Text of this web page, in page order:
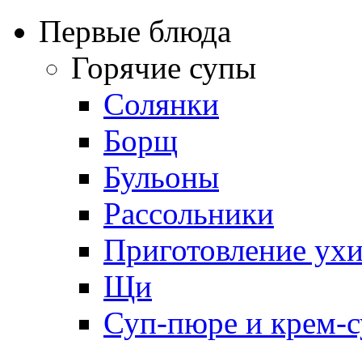
Первые блюда
Горячие супы
Солянки
Борщ
Бульоны
Рассольники
Приготовление
Щи
Суп-пюре и крем-